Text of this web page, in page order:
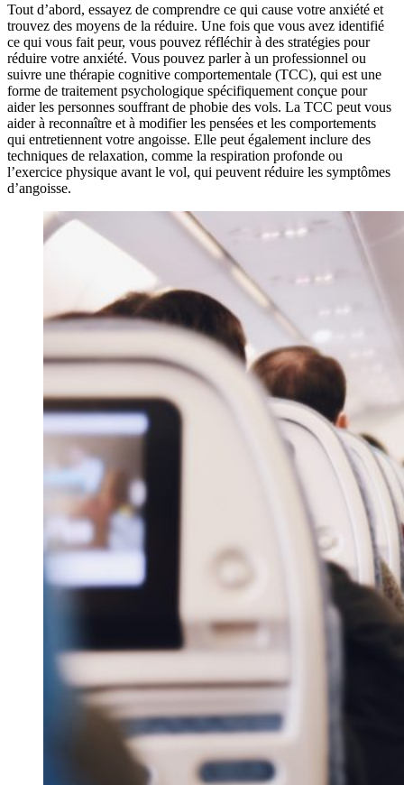
Tout d’abord, essayez de comprendre ce qui cause votre anxiété et
trouvez des moyens de la réduire. Une fois que vous avez identifié
ce qui vous fait peur, vous pouvez réfléchir à des stratégies pour
réduire votre anxiété. Vous pouvez parler à un professionnel ou
suivre une thérapie cognitive comportementale (TCC), qui est une
forme de traitement psychologique spécifiquement conçue pour
aider les personnes souffrant de phobie des vols. La TCC peut vous
aider à reconnaître et à modifier les pensées et les comportements
qui entretiennent votre angoisse. Elle peut également inclure des
techniques de relaxation, comme la respiration profonde ou
l’exercice physique avant le vol, qui peuvent réduire les symptômes
d’angoisse.